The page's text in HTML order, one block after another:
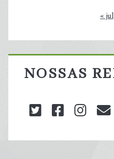
« jul
NOSSAS
twitterfacebook